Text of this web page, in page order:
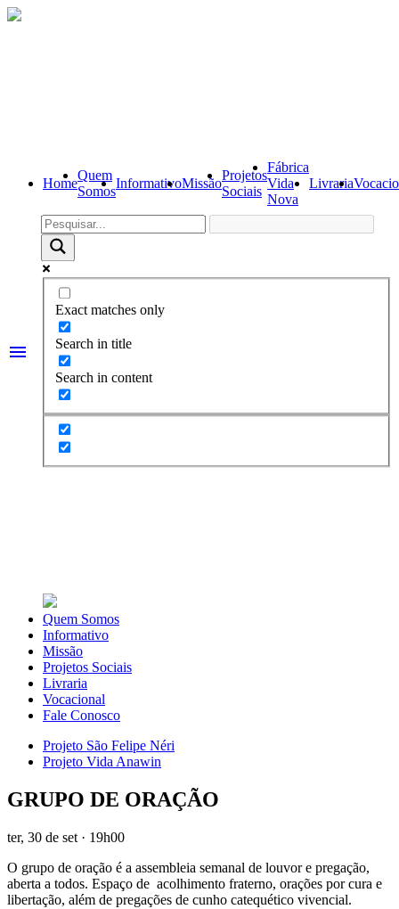
Home
Quem
Somos
InformativoMissão
Projetos
Sociais
Fábrica
Vida
Nova
Livraria
menu
Exact matches only
Search in title
Search in content
Quem Somos
Informativo
Missão
Projetos Sociais
Livraria
Vocacional
Fale Conosco
Projeto São Felipe Néri
Projeto Vida Anawin
GRUPO DE ORAÇÃO
ter, 30 de set · 19h00
O grupo de oração é a assembleia semanal de louvor e pregação,
aberta a todos. Espaço de acolhimento fraterno, orações por cura e
libertação, além de pregações de cunho catequético vivencial.